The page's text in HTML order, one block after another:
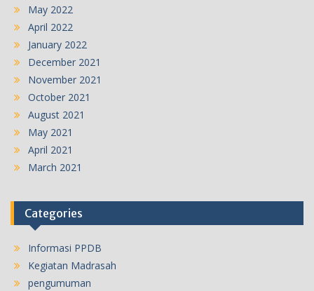
May 2022
April 2022
January 2022
December 2021
November 2021
October 2021
August 2021
May 2021
April 2021
March 2021
Categories
Informasi PPDB
Kegiatan Madrasah
pengumuman